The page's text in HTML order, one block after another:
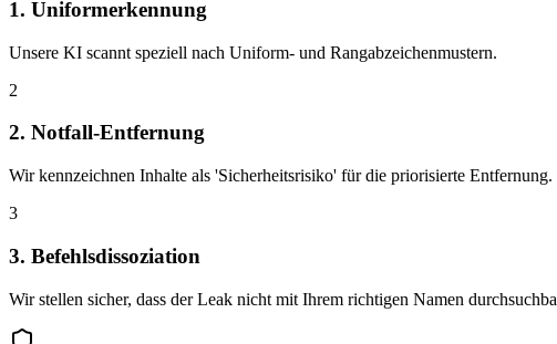
1. Uniformerkennung
Unsere KI scannt speziell nach Uniform- und Rangabzeichenmustern.
2
2. Notfall-Entfernung
Wir kennzeichnen Inhalte als 'Sicherheitsrisiko' für die priorisierte Entfernung.
3
3. Befehlsdissoziation
Wir stellen sicher, dass der Leak nicht mit Ihrem richtigen Namen